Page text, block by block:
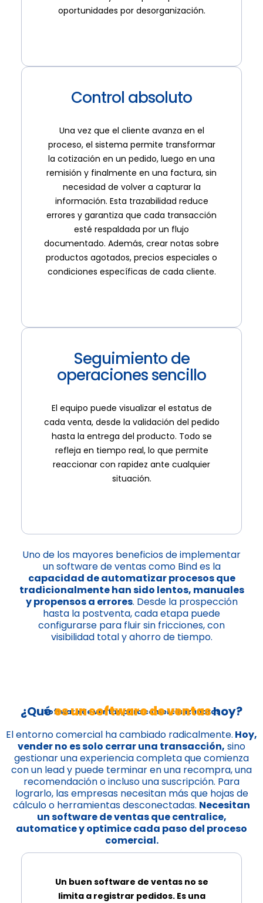
oportunidades por desorganización.
Control absoluto
Una vez que el cliente avanza en el
proceso, el sistema permite transformar
la cotización en un pedido, luego en una
remisión y finalmente en una factura, sin
necesidad de volver a capturar la
información. Esta trazabilidad reduce
errores y garantiza que cada transacción
esté respaldada por un flujo
documentado. Además, crear notas sobre
productos agotados, precios especiales o
condiciones específicas de cada cliente.
Seguimiento de
operaciones sencillo
El equipo puede visualizar el estatus de
cada venta, desde la validación del pedido
hasta la entrega del producto. Todo se
refleja en tiempo real, lo que permite
reaccionar con rapidez ante cualquier
situación.
Uno de los mayores beneficios de implementar
un software de ventas como Bind es la
capacidad de automatizar procesos que
tradicionalmente han sido lentos, manuales
y propensos a errores. Desde la prospección
hasta la postventa, cada etapa puede
configurarse para fluir sin fricciones, con
visibilidad total y ahorro de tiempo.
Software de ventas para comercializadoras
¿Quées un software de ventashoy?
El entorno comercial ha cambiado radicalmente. Hoy,
vender no es solo cerrar una transacción, sino
gestionar una experiencia completa que comienza
con un lead y puede terminar en una recompra, una
recomendación o incluso una suscripción. Para
lograrlo, las empresas necesitan más que hojas de
cálculo o herramientas desconectadas. Necesitan
un software de ventas que centralice,
automatice y optimice cada paso del proceso
comercial.
Un buen software de ventas no se
limita a registrar pedidos. Es una